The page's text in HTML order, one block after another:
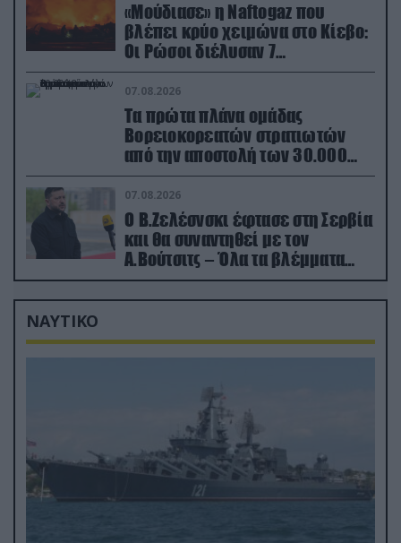
«Μούδιασε» η Naftogaz που
βλέπει κρύο χειμώνα στο Κίεβο:
Οι Ρώσοι διέλυσαν 7
εγκαταστάσεις του ουκρανικού
κολοσσού!
07.08.2026
Τα πρώτα πλάνα ομάδας
Βορειοκορεατών στρατιωτών
από την αποστολή των 30.000
που έφτασαν στη Ρωσία (βίντεο)
07.08.2026
Ο Β.Ζελέσνσκι έφτασε στη Σερβία
και θα συναντηθεί με τον
Α.Βούτσιτς – Όλα τα βλέμματα
στις σχέσεις με τη Ρωσία
ΝΑΥΤΙΚΟ